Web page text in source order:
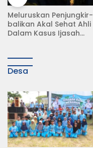
Meluruskan Penjungkir-
balikan Akal Sehat Ahli
Dalam Kasus Ijasah
Desa